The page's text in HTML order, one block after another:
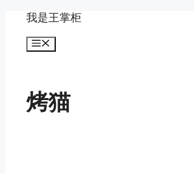
content
我是王掌柜
Menu
烤猫